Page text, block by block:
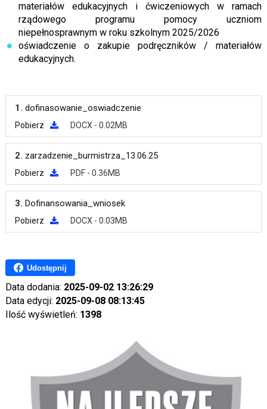
materiałów edukacyjnych i ćwiczeniowych w ramach
rządowego programu pomocy uczniom
niepełnosprawnym w roku szkolnym 2025/2026
oświadczenie o zakupie podręczników / materiałów
edukacyjnych.
1. dofinasowanie_oswiadczenie
Pobierz DOCX - 0.02MB
2. zarzadzenie_burmistrza_13.06.25
Pobierz PDF - 0.36MB
3. Dofinansowania_wniosek
Pobierz DOCX - 0.03MB
Udostępnij
Data dodania: 2025-09-02 13:26:29
Data edycji: 2025-09-08 08:13:45
Ilość wyświetleń: 1398